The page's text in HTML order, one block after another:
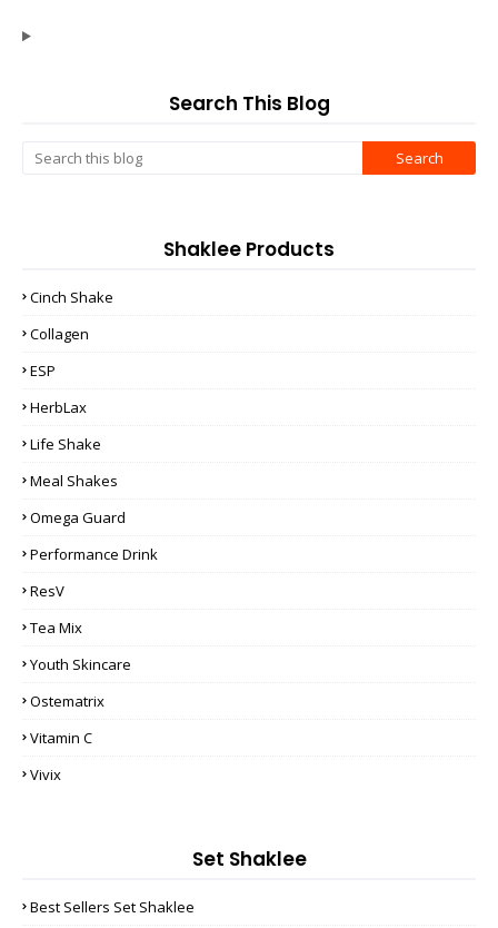
Search This Blog
Shaklee Products
Cinch Shake
Collagen
ESP
HerbLax
Life Shake
Meal Shakes
Omega Guard
Performance Drink
ResV
Tea Mix
Youth Skincare
Ostematrix
Vitamin C
Vivix
Set Shaklee
Best Sellers Set Shaklee